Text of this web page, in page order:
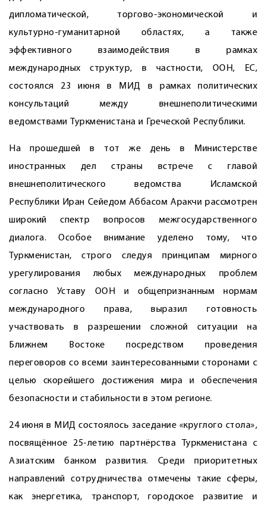
дипломатической, торгово-экономической и
культурно-гуманитарной областях, а также
эффективного взаимодействия в рамках
международных структур, в частности, ООН, ЕС,
состоялся 23 июня в МИД в рамках политических
консультаций между внешнеполитическими
ведомствами Туркменистана и Греческой Республики.
На прошедшей в тот же день в Министерстве
иностранных дел страны встрече с главой
внешнеполитического ведомства Исламской
Республики Иран Сейедом Аббасом Аракчи рассмотрен
широкий спектр вопросов межгосударственного
диалога. Особое внимание уделено тому, что
Туркменистан, строго следуя принципам мирного
урегулирования любых международных проблем
согласно Уставу ООН и общепризнанным нормам
международного права, выразил готовность
участвовать в разрешении сложной ситуации на
Ближнем Востоке посредством проведения
переговоров со всеми заинтересованными сторонами с
целью скорейшего достижения мира и обеспечения
безопасности и стабильности в этом регионе.
24 июня в МИД состоялось заседание «круглого стола»,
посвящённое 25-летию партнёрства Туркменистана с
Азиатским банком развития. Среди приоритетных
направлений сотрудничества отмечены такие сферы,
как энергетика, транспорт, городское развитие и